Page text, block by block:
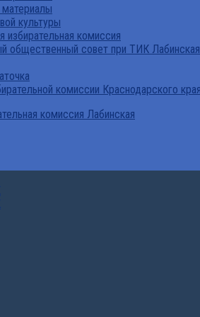
культуры
избирательная комиссия
общественный совет при ТИК Лабинская
комиссии Краснодарского
комиссия Лабинская